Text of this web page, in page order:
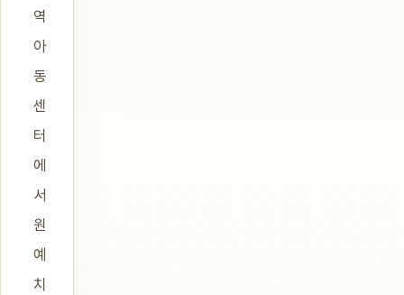
역
아
동
센
터
에
서
원
예
치